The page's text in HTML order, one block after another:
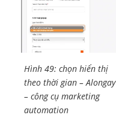
Hình 49: chọn hiển thị
theo thời gian – Alongay
– công cụ marketing
automation